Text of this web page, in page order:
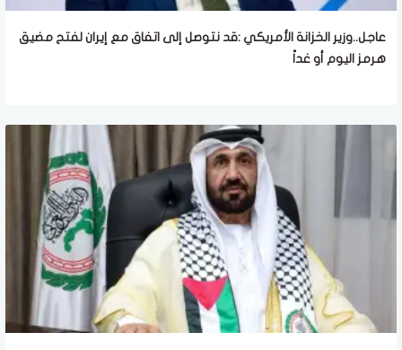
عاجل..وزير الخزانة الأمريكي :قد نتوصل إلى اتفاق مع إيران لفتح مضيق
هرمز اليوم أو غداً